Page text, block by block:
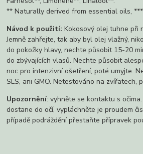
** Naturally derived from essential oils,
Návod k použití:Kokosový olej tuhne při
Jemně zahřejte, tak aby byl olej vlažný,
do pokožky hlavy, nechte působit 15-20
do zbývajících vlasů. Nechte působit
noc pro intenzivní ošetření, poté umyjte.
SLS, ani GMO. Netestováno na zvířatech,
Upozornění: vyhněte se kontaktu s
dostane do očí, vypláchněte je proudem
případě podráždění přestaňte přípravek